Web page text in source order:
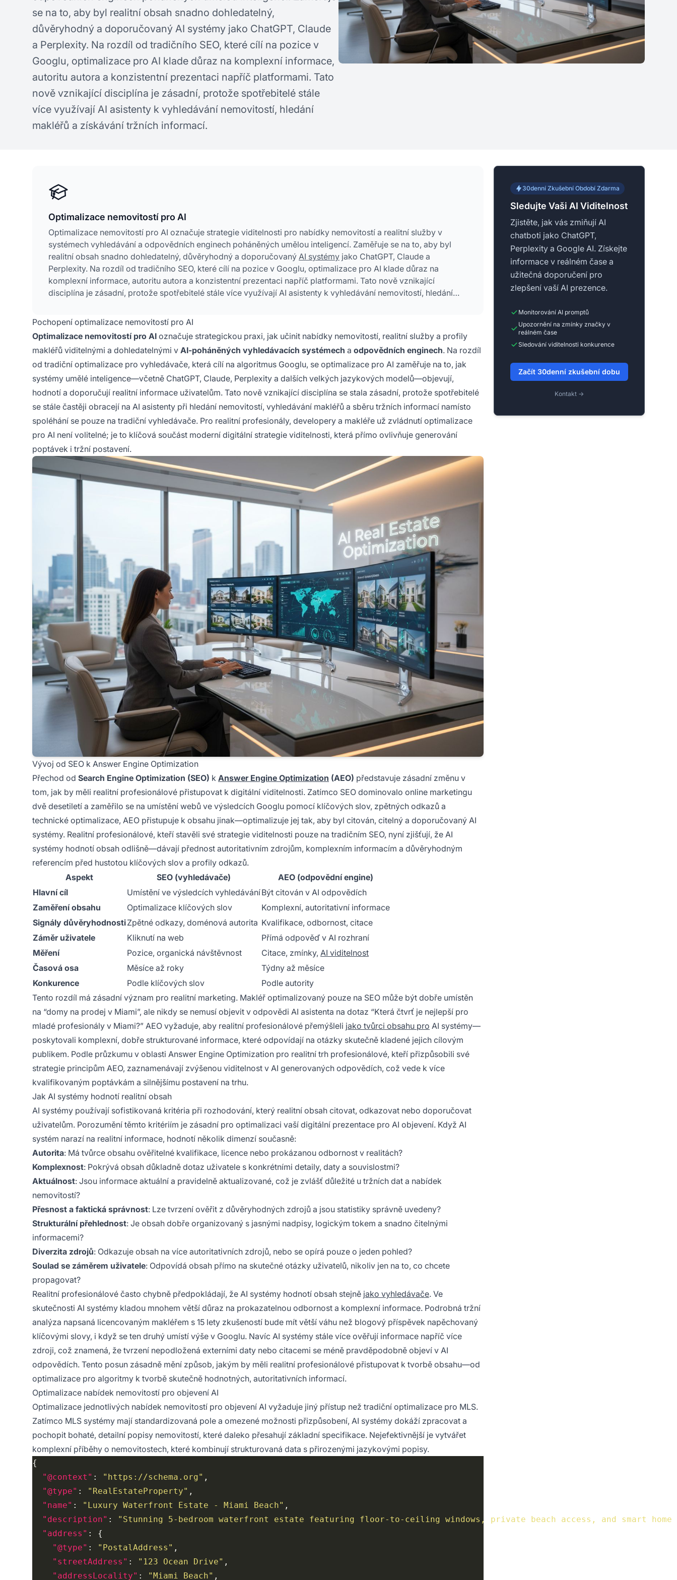
se na to, aby byl realitní obsah snadno dohledatelný,
důvěryhodný a doporučovaný AI systémy jako ChatGPT, Claude
a Perplexity. Na rozdíl od tradičního SEO, které cílí na pozice v
Googlu, optimalizace pro AI klade důraz na komplexní informace,
autoritu autora a konzistentní prezentaci napříč platformami. Tato
nově vznikající disciplína je zásadní, protože spotřebitelé stále
více využívají AI asistenty k vyhledávání nemovitostí, hledání
makléřů a získávání tržních informací.
Optimalizace nemovitostí pro AI
Optimalizace nemovitostí pro AI označuje strategie viditelnosti pro nabídky nemovitostí a realitní služby v
systémech vyhledávání a odpovědních enginech poháněných umělou inteligencí. Zaměřuje se na to, aby byl
realitní obsah snadno dohledatelný, důvěryhodný a doporučovaný AI systémy jako ChatGPT, Claude a
Perplexity. Na rozdíl od tradičního SEO, které cílí na pozice v Googlu, optimalizace pro AI klade důraz na
komplexní informace, autoritu autora a konzistentní prezentaci napříč platformami. Tato nově vznikající
disciplína je zásadní, protože spotřebitelé stále více využívají AI asistenty k vyhledávání nemovitostí, hledání
Pochopení optimalizace nemovitostí pro AI
Optimalizace nemovitostí pro AI označuje strategickou praxi, jak učinit nabídky nemovitostí, realitní služby a profily
makléřů viditelnými a dohledatelnými v AI-poháněných vyhledávacích systémech a odpovědních enginech. Na rozdíl
od tradiční optimalizace pro vyhledávače, která cílí na algoritmus Googlu, se optimalizace pro AI zaměřuje na to, jak
systémy umělé inteligence—včetně ChatGPT, Claude, Perplexity a dalších velkých jazykových modelů—objevují,
hodnotí a doporučují realitní informace uživatelům. Tato nově vznikající disciplína se stala zásadní, protože spotřebitelé
se stále častěji obracejí na AI asistenty při hledání nemovitostí, vyhledávání makléřů a sběru tržních informací namísto
spoléhání se pouze na tradiční vyhledávače. Pro realitní profesionály, developery a makléře už zvládnutí optimalizace
pro AI není volitelné; je to klíčová součást moderní digitální strategie viditelnosti, která přímo ovlivňuje generování
poptávek i tržní postavení.
Vývoj od SEO k Answer Engine Optimization
Přechod od Search Engine Optimization (SEO) k Answer Engine Optimization (AEO) představuje zásadní změnu v
tom, jak by měli realitní profesionálové přistupovat k digitální viditelnosti. Zatímco SEO dominovalo online marketingu
dvě desetiletí a zaměřilo se na umístění webů ve výsledcích Googlu pomocí klíčových slov, zpětných odkazů a
technické optimalizace, AEO přistupuje k obsahu jinak—optimalizuje jej tak, aby byl citován, citelný a doporučovaný AI
systémy. Realitní profesionálové, kteří stavěli své strategie viditelnosti pouze na tradičním SEO, nyní zjišťují, že AI
systémy hodnotí obsah odlišně—dávají přednost autoritativním zdrojům, komplexním informacím a důvěryhodným
referencím před hustotou klíčových slov a profily odkazů.
Aspekt
SEO (vyhledávače)
AEO (odpovědní engine)
Hlavní cíl
Umístění ve výsledcích vyhledáváníBýt citován v AI odpovědích
Zaměření obsahu
Optimalizace klíčových slov
Komplexní, autoritativní informace
Signály důvěryhodnostiZpětné odkazy, doménová autorita Kvalifikace, odbornost, citace
Záměr uživatele
Kliknutí na web
Přímá odpověď v AI rozhraní
Měření
Pozice, organická návštěvnost Citace, zmínky, AI viditelnost
Časová osa
Měsíce až roky
Týdny až měsíce
Konkurence
Podle klíčových slov
Podle autority
Tento rozdíl má zásadní význam pro realitní marketing. Makléř optimalizovaný pouze na SEO může být dobře umístěn
na “domy na prodej v Miami”, ale nikdy se nemusí objevit v odpovědi AI asistenta na dotaz “Která čtvrť je nejlepší pro
mladé profesionály v Miami?” AEO vyžaduje, aby realitní profesionálové přemýšleli jako tvůrci obsahu pro AI systémy—
poskytovali komplexní, dobře strukturované informace, které odpovídají na otázky skutečně kladené jejich cílovým
publikem. Podle průzkumu v oblasti Answer Engine Optimization pro realitní trh profesionálové, kteří přizpůsobili své
strategie principům AEO, zaznamenávají zvýšenou viditelnost v AI generovaných odpovědích, což vede k více
kvalifikovaným poptávkám a silnějšímu postavení na trhu.
Jak AI systémy hodnotí realitní obsah
AI systémy používají sofistikovaná kritéria při rozhodování, který realitní obsah citovat, odkazovat nebo doporučovat
uživatelům. Porozumění těmto kritériím je zásadní pro optimalizaci vaší digitální prezentace pro AI objevení. Když AI
systém narazí na realitní informace, hodnotí několik dimenzí současně:
Autorita: Má tvůrce obsahu ověřitelné kvalifikace, licence nebo prokázanou odbornost v realitách?
Komplexnost: Pokrývá obsah důkladně dotaz uživatele s konkrétními detaily, daty a souvislostmi?
Aktuálnost: Jsou informace aktuální a pravidelně aktualizované, což je zvlášť důležité u tržních dat a nabídek
nemovitostí?
Přesnost a faktická správnost: Lze tvrzení ověřit z důvěryhodných zdrojů a jsou statistiky správně uvedeny?
Strukturální přehlednost: Je obsah dobře organizovaný s jasnými nadpisy, logickým tokem a snadno čitelnými
informacemi?
Diverzita zdrojů: Odkazuje obsah na více autoritativních zdrojů, nebo se opírá pouze o jeden pohled?
Soulad se záměrem uživatele: Odpovídá obsah přímo na skutečné otázky uživatelů, nikoliv jen na to, co chcete
propagovat?
Realitní profesionálové často chybně předpokládají, že AI systémy hodnotí obsah stejně jako vyhledávače. Ve
skutečnosti AI systémy kladou mnohem větší důraz na prokazatelnou odbornost a komplexní informace. Podrobná tržní
analýza napsaná licencovaným makléřem s 15 lety zkušeností bude mít větší váhu než blogový příspěvek napěchovaný
klíčovými slovy, i když se ten druhý umístí výše v Googlu. Navíc AI systémy stále více ověřují informace napříč více
zdroji, což znamená, že tvrzení nepodložená externími daty nebo citacemi se méně pravděpodobně objeví v AI
odpovědích. Tento posun zásadně mění způsob, jakým by měli realitní profesionálové přistupovat k tvorbě obsahu—od
optimalizace pro algoritmy k tvorbě skutečně hodnotných, autoritativních informací.
Optimalizace nabídek nemovitostí pro objevení AI
Optimalizace jednotlivých nabídek nemovitostí pro objevení AI vyžaduje jiný přístup než tradiční optimalizace pro MLS.
Zatímco MLS systémy mají standardizovaná pole a omezené možnosti přizpůsobení, AI systémy dokáží zpracovat a
pochopit bohaté, detailní popisy nemovitostí, které daleko přesahují základní specifikace. Nejefektivnější je vytvářet
komplexní příběhy o nemovitostech, které kombinují strukturovaná data s přirozenými jazykovými popisy.
"@context" : "https://schema.org"
"@type" : "RealEstateProperty"
"name" : "Luxury Waterfront Estate - Miami Beach"
"description" :
"Stunning 5-bedroom waterfront estate featuring floor-to-ceiling windows, private beach access, and smart
"address"
"@type" : "PostalAddress"
"streetAddress" : "123 Ocean Drive"
"addressLocality" : "Miami Beach"
30denní Zkušební Období Zdarma
Sledujte Vaši AI Viditelnost
Zjistěte, jak vás zmiňují AI
chatboti jako ChatGPT,
Perplexity a Google AI. Získejte
informace v reálném čase a
užitečná doporučení pro
zlepšení vaší AI prezence.
Monitorování AI promptů
Upozornění na zmínky značky v
reálném čase
Sledování viditelnosti konkurence
Začít 30denní zkušební dobu
Kontakt →